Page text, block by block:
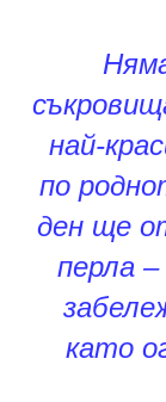
най-
по
ден ще
перла
като